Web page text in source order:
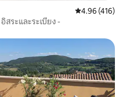
คะแนนเฉลี่ย
4.96 (416)
สระและระเบียง -